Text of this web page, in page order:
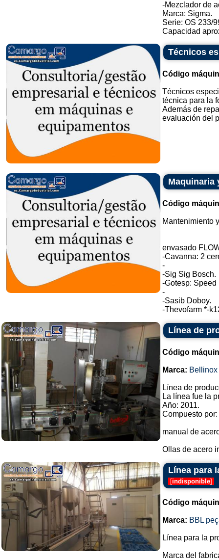
-Mezclador de
Marca: Sigma.
Serie: OS 233/
Capacidad
Técnicos
Código
Técnicos
técnica para la
Además de
evaluación del
Maquinaria
Código
Mantenimiento
envasado
-Cavanna: 2
-
-Sig Sig Bosch.
-Gotesp: Speed
-
-Sasib Doboy.
-Thevofarm *-
Línea de
Código
Marca: Bellinox
Línea de
La línea fue la
Año: 2011.
Compuesto por:
manual de
Ollas de acero
Línea para
[indisponible]
Código
Marca: BBL
Línea para la
Marca del